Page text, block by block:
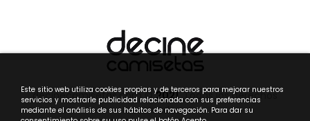
Este sitio web utiliza cookies propias y de terceros para mejorar nuestros
servicios y mostrarle publicidad relacionada con sus preferencias
mediante el análisis de sus hábitos de navegación. Para dar su
decinecamisetas.com ©2021. Todos los derechos
reservados.